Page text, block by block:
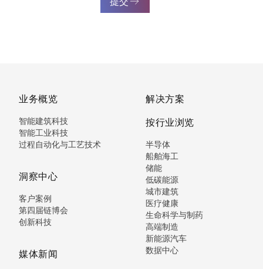
业务概览
智能建筑科技
智能工业科技
过程自动化与工艺技术
洞察中心
客户案例
第四届链博会
创新科技
媒体新闻
解决方案
按行业浏览
半导体
船舶海工
储能
低碳能源
城市建筑
医疗健康
生命科学与制药
高端制造
新能源汽车
数据中心